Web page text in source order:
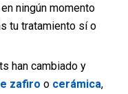
ningún momento
tu tratamiento sí o
han cambiado y
zafiro o cerámica,